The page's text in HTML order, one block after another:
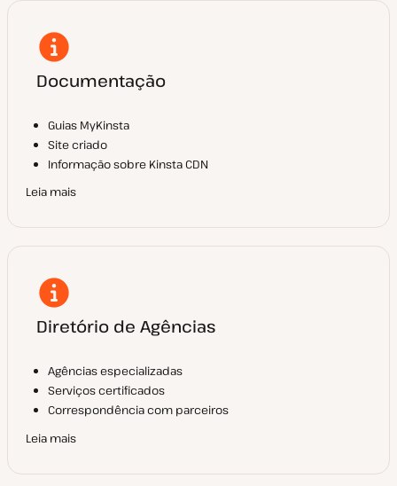
Documentação
Guias MyKinsta
Site criado
Informação sobre Kinsta CDN
Leia mais
Diretório de Agências
Agências especializadas
Serviços certificados
Correspondência com parceiros
Leia mais